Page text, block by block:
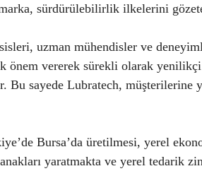
sürdürülebilirlik ilkelerini
uzman mühendisler ve
önem vererek sürekli olarak
Bu sayede Lubratech, müşterilerine
Bursa’da üretilmesi, yerel
yaratmakta ve yerel tedarik